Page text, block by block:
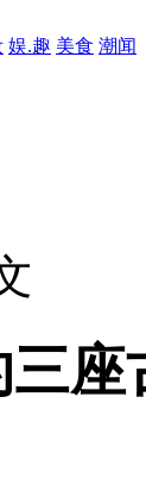
娱.趣 美食 潮闻